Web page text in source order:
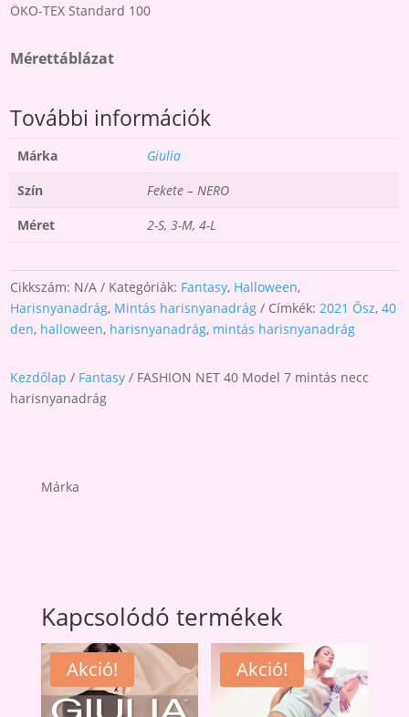
ÖKO-TEX Standard 100
Mérettáblázat
További információk
Márka
Giulia
Szín
Fekete – NERO
Méret
2-S, 3-M, 4-L
Cikkszám: N/A Kategóriák: Fantasy, Halloween,
Harisnyanadrág, Mintás harisnyanadrág Címkék:2021 Ősz,40
den, halloween, harisnyanadrág, mintás harisnyanadrág
Kezdőlap / Fantasy / FASHION NET 40 Model 7 mintás necc
harisnyanadrág
Márka
Kapcsolódó termékek
Akció! Akció!